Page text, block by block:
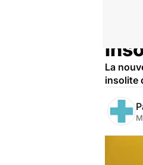
La
insolite